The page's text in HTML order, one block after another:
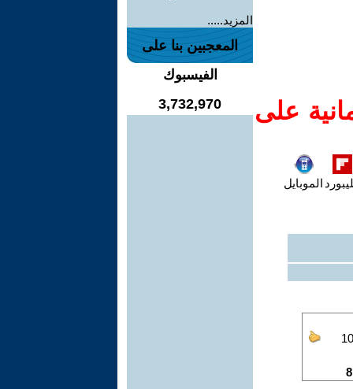
على
الموبايل
المزيد.....
المعجبين بنا على
الفيسبوك
3,732,970